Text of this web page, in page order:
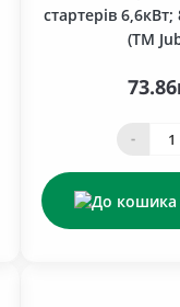
стартерів
(ТМ
-